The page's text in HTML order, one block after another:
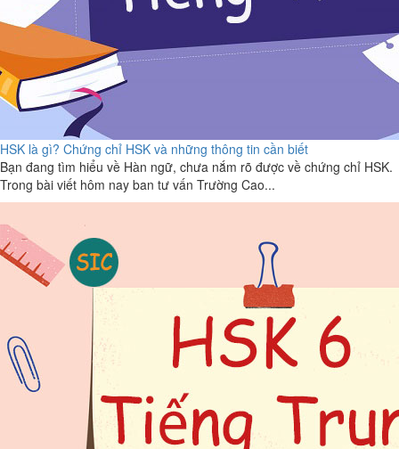
HSK là gì? Chứng chỉ HSK và những thông tin cần biết
Bạn đang tìm hiểu về Hàn ngữ, chưa nắm rõ được về chứng chỉ HSK.
Trong bài viết hôm nay ban tư vấn Trường Cao...